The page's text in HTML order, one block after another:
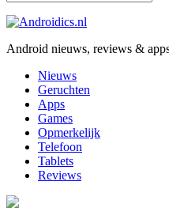
Android nieuws, reviews &
Nieuws
Geruchten
Apps
Games
Opmerkelijk
Telefoon
Tablets
Reviews